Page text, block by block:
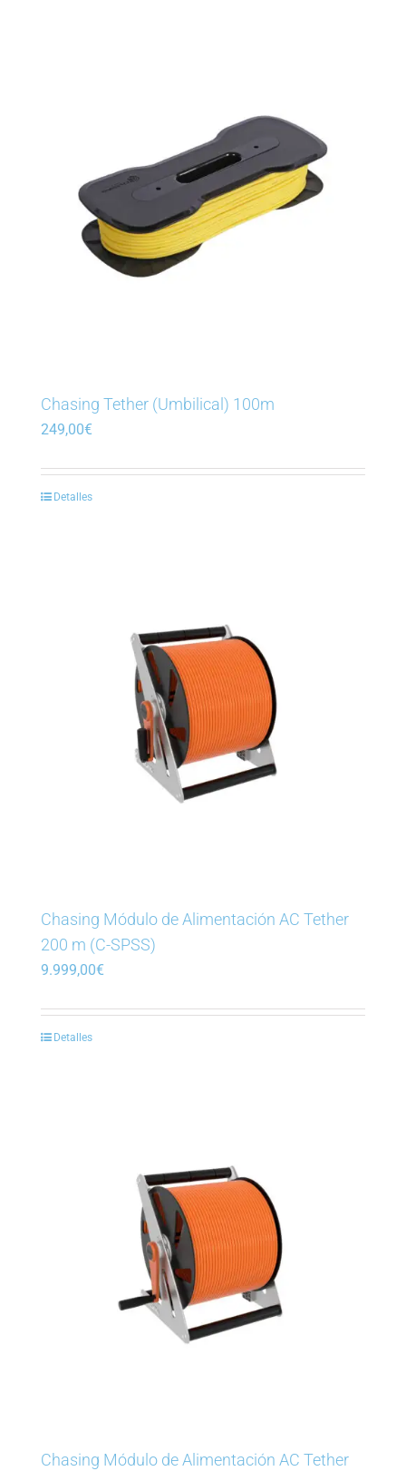
Chasing Tether (Umbilical) 100m
249,00€
Detalles
Chasing Módulo de Alimentación AC Tether
200 m (C-SPSS)
9.999,00€
Detalles
Chasing Módulo de Alimentación AC Tether